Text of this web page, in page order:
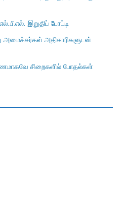
இறுதிப் போட்டி
அமைச்சர்கள் அதிகாரிகளுடன்
சிறைகளில் போதல்கள்